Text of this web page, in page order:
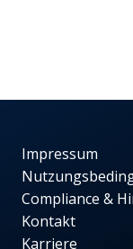
Impressum
Compliance &
Kontakt
Karriere